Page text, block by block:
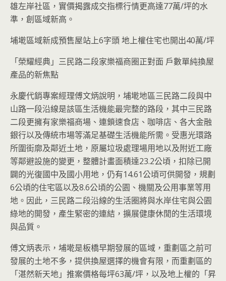
雄左岸社區，實價揭露成交指標行情更高達77萬/坪的水
準，創區域新高。
埔墘區域新成預售屋站上6字頭 地上權住宅也開出40萬/坪
「榮耀經典」三民路二段家樂福商圈正對面 戶數單純換屋
產品的新焦點
永慶代銷專案經理傅文炳說明，埔墘地區三民路二段與中
山路一段沿線是該區生活機能最完整的路段，其中三民路
二段更擁有家樂福商場、連鎖速食店、咖啡店、各大金融
銀行以及傳統市場等滿足基礎生活機能所需。受惠光環路
所圍街廓及鄰近土地，原屬垃圾處理場用地以及附近工廠
等鄰避設施的變更，整體計畫面積達23.2公頃，扣除已開
闢的光復國中及國小用地，仍有14.61公頃可供開發，規劃
6公頃的住宅區以及8.6公頃的公園、機關及公用事業等用
地。因此，三民路二段沿線的生活圈將與水岸住宅與公園
綠地的開發，產生緊密的連結，擴展健康休閒的生活環境
與品質。
傅文炳表示，埔墘是板橋早期發展的區域，重劃區之前可
發展的土地不多，提供換屋選擇的機會有限，而重劃區的
「湛然新天地」推案價格每坪63萬/坪，以及地上權的「昇